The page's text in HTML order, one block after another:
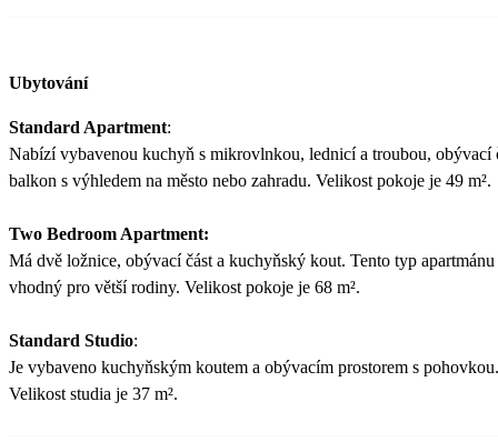
Ubytování
Standard Apartment:
Nabízí vybavenou kuchyň s mikrovlnkou, lednicí a troubou, obývací
balkon s výhledem na město nebo zahradu. Velikost pokoje je 49 m².
Two Bedroom Apartment:
Má dvě ložnice, obývací část a kuchyňský kout. Tento typ apartmánu
vhodný pro větší rodiny. Velikost pokoje je 68 m².
Standard Studio:
Je vybaveno kuchyňským koutem a obývacím prostorem s pohovkou.
Velikost studia je 37 m².